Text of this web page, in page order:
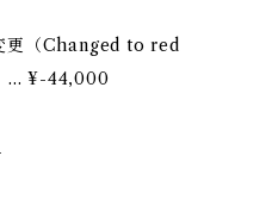
更（Changed to red
… ¥-44,000